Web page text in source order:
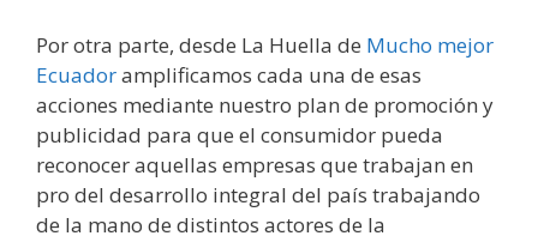
Por otra parte, desde La Huella de Mucho mejor
Ecuadoramplificamos cada una de esas
acciones mediante nuestro plan de promoción y
publicidad para que el consumidor pueda
reconocer aquellas empresas que trabajan en
pro del desarrollo integral del país trabajando
de la mano de distintos actores de la